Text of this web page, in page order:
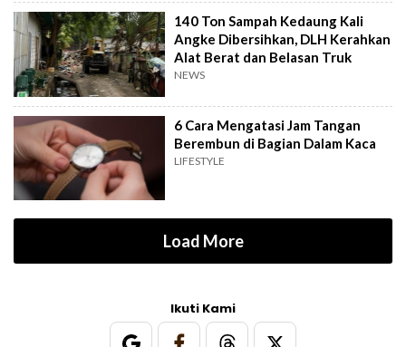
140 Ton Sampah Kedaung Kali
Angke Dibersihkan, DLH Kerahkan
Alat Berat dan Belasan Truk
NEWS
6 Cara Mengatasi Jam Tangan
Berembun di Bagian Dalam Kaca
LIFESTYLE
Load More
Ikuti Kami